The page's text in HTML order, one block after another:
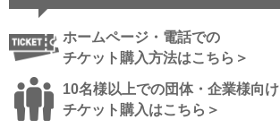
ホームページ・電話での
チケット購入方法はこちら＞
10名様以上での団体・企業様向け
チケット購入はこちら＞